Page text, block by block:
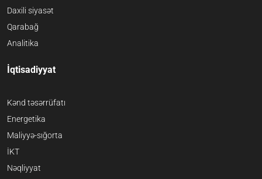
Daxili siyasət
Qarabağ
Analitika
İqtisadiyyat
Kənd təsərrüfatı
Energetika
Maliyyə-sığorta
İKT
Nəqliyyat